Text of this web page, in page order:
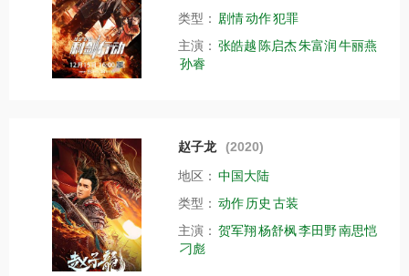
类型： 剧情动作犯罪
主演： 张皓越 陈启杰朱富润牛丽燕
孙睿
赵子龙 (2020)
地区： 中国大陆
类型： 动作历史 古装
主演： 贺军翔杨舒枫李田野南思恺
刁彪